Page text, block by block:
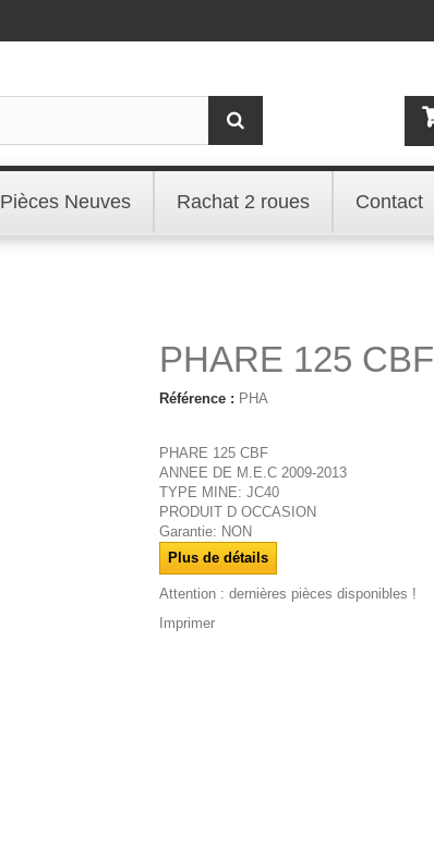
Pièces Neuves Rachat 2 roues Contact
PHARE 125 CBF
Référence : PHA
PHARE 125 CBF
ANNEE DE M.E.C 2009-2013
TYPE MINE: JC40
PRODUIT D OCCASION
Garantie: NON
Plus de détails
Attention : dernières pièces disponibles !
Imprimer